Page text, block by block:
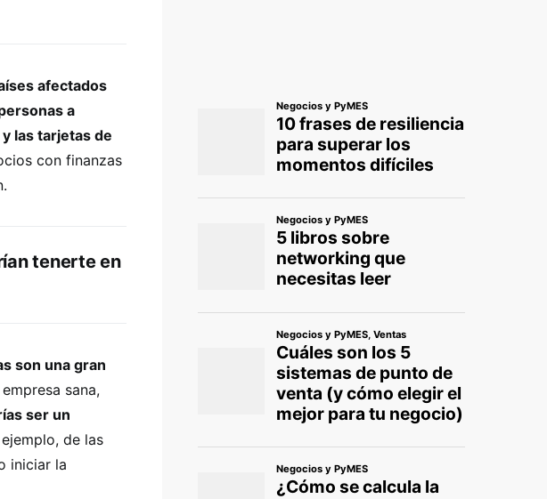
afectados
a
las tarjetas de
con finanzas
tenerte en
son una gran
sana,
ser un
de las
iniciar la